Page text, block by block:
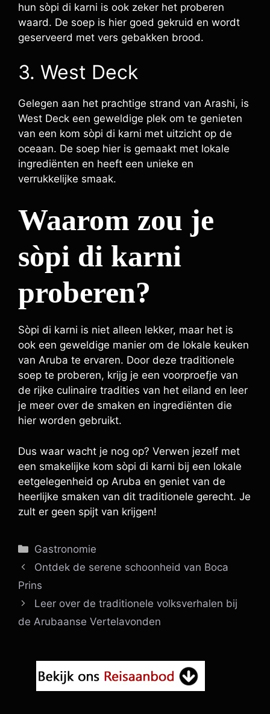
hun sòpi di karni is ook zeker het proberen
waard. De soep is hier goed gekruid en wordt
geserveerd met vers gebakken brood.
3. West Deck
Gelegen aan het prachtige strand van Arashi, is
West Deck een geweldige plek om te genieten
van een kom sòpi di karni met uitzicht op de
oceaan. De soep hier is gemaakt met lokale
ingrediënten en heeft een unieke en
verrukkelijke smaak.
Waarom zou je
sòpi di karni
proberen?
Sòpi di karni is niet alleen lekker, maar het is
ook een geweldige manier om de lokale keuken
van Aruba te ervaren. Door deze traditionele
soep te proberen, krijg je een voorproefje van
de rijke culinaire tradities van het eiland en leer
je meer over de smaken en ingrediënten die
hier worden gebruikt.
Dus waar wacht je nog op? Verwen jezelf met
een smakelijke kom sòpi di karni bij een lokale
eetgelegenheid op Aruba en geniet van de
heerlijke smaken van dit traditionele gerecht. Je
zult er geen spijt van krijgen!
Categorieën
Gastronomie
Ontdek de serene schoonheid van Boca
Prins
Leer over de traditionele volksverhalen bij
de Arubaanse Vertelavonden